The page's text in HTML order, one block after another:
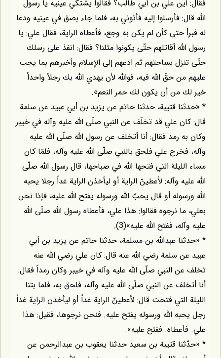
فقال: أين علي بن أبي طالب؟ فقالوا يشتكي عينيه يا رسول
اللّه قال: فأرسلوا إليه فأتوني به، فلما جاء بصق في عينيه ودعا
له فبرأ حتى كأن لم يكن به وجع، فأعطاه الراية، فقال علي: يا
رسول اللّه أقاتلهم حتّى يكونوا مثلنا؟ فقال: انفذ على رسلك
حتّى تنزل بساحتهم ثم ادعهم إلى الإسلام وأخبرهم بما يجب
عليهم من حقّ اللّه فيه، فواللّه لأن يهدي اللّه بك رجلاً واحداً
خير لك من أن يكون لك حمر النعم».
* «حدثنا قتيبة، حدثنا حاتم عن يزيد بن أبي عبيد عن سلمة
قال: كان علي قد تخلّف عن النبي صلّى اللّه عليه وآله في خيبر
وكان به رمد فقال: أنا أتخلف عن رسول اللّه صلّى اللّه عليه
وآله، فخرج علي فلحق بالنبي صلّى اللّه عليه وآله، فلمّا كان
مساء الليلة التي فتحها اللّه في صباحها، قال رسول اللّه صلّى
اللّه عليه وآله: لأعطينّ الراية أو ليأخذن الراية غداً رجلا يحبه
اللّه ورسوله أو قال يحبّ اللّه ورسوله يفتح اللّه عليه، فإذا نحن
بعلي، ما نرجوه فقالوا: هذا علي، فأعطاه رسول اللّه صلّى اللّه
عليه وآله، ففتح اللّه عليه»(3).
* «حدثنا عبداللّه بن مسلمة، حدثنا حاتم عن يزيد بن أبي
عبيد عن سلمة رضي اللّه عنه قال: كان علي رضي اللّه عنه
تخلف عن النبي صلّى اللّه عليه وآله في خيبر وكان رمداً فقال:
أنا أتخلف عن النبي صلّى اللّه عليه وآله، فلحق به، فلما بتنا
الليلة التي فتحت قال: لأعطينّ الراية غداً أو ليأخذن الراية غداً
رجل يحبه اللّه ورسوله يفتح عليه. فنحن نرجوها، فقيل: هذا
علي. فأعطاه. ففتح عليه».
* «حدّثنا قتيبة بن سعيد حدثنا يعقوب بن عبدالرحمن عن